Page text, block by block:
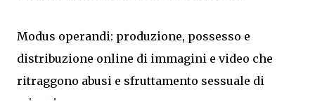
Modus operandi: produzione, possesso e
distribuzione online di immagini e video che
ritraggono abusi e sfruttamento sessuale di